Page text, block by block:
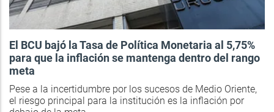
El BCU bajó la Tasa de Política Monetaria al 5,75%
para que la inflación se mantenga dentro del rango
meta
Pese a la incertidumbre por los sucesos de Medio Oriente,
el riesgo principal para la institución es la inflación por